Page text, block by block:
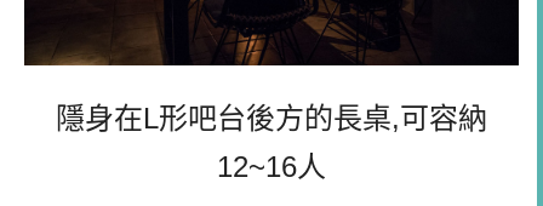
隱身在L形吧台後方的長桌,可容納
12~16人